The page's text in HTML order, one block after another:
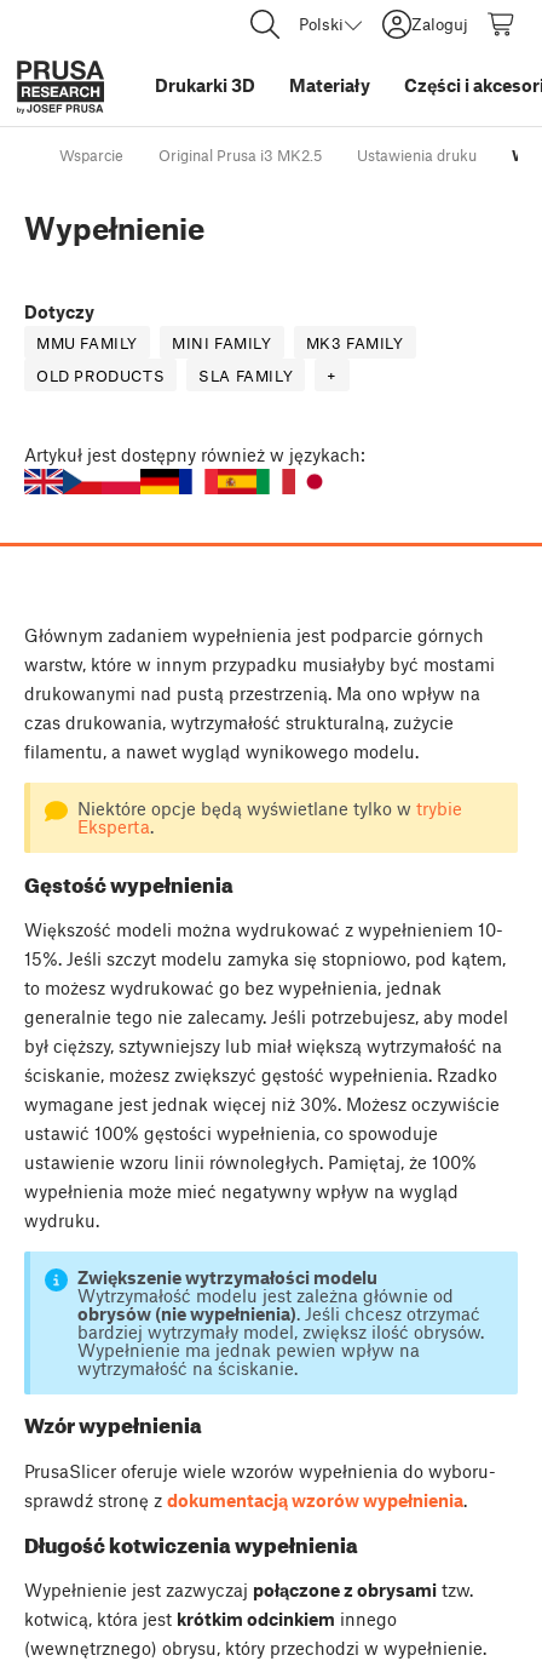
Polski Zaloguj
Drukarki 3D Materiały Części i
Wsparcie Original Prusa i3 MK2.5 Ustawienia druku
Wypełnienie
Dotyczy
MMU FAMILY MINI FAMILY
MK3 FAMILY
OLD PRODUCTS
SLA FAMILY +
Artykuł jest dostępny również w językach:
Głównym zadaniem wypełnienia jest podparcie górnych
warstw, które w innym przypadku musiałyby być mostami
drukowanymi nad pustą przestrzenią. Ma ono wpływ na
czas drukowania, wytrzymałość strukturalną, zużycie
filamentu, a nawet wygląd wynikowego modelu.
Niektóre opcje będą wyświetlane tylko w trybie
Eksperta.
Gęstość wypełnienia
Większość modeli można wydrukować z wypełnieniem 10-
15%. Jeśli szczyt modelu zamyka się stopniowo, pod kątem,
to możesz wydrukować go bez wypełnienia, jednak
generalnie tego nie zalecamy. Jeśli potrzebujesz, aby model
był cięższy, sztywniejszy lub miał większą wytrzymałość na
ściskanie, możesz zwiększyć gęstość wypełnienia. Rzadko
wymagane jest jednak więcej niż 30%. Możesz oczywiście
ustawić 100% gęstości wypełnienia, co spowoduje
ustawienie wzoru linii równoległych. Pamiętaj, że 100%
wypełnienia może mieć negatywny wpływ na wygląd
wydruku.
Zwiększenie wytrzymałości modelu
Wytrzymałość modelu jest zależna głównie od
obrysów (nie wypełnienia). Jeśli chcesz otrzymać
bardziej wytrzymały model, zwiększ ilość obrysów.
Wypełnienie ma jednak pewien wpływ na
wytrzymałość na ściskanie.
Wzór wypełnienia
PrusaSlicer oferuje wiele wzorów wypełnienia do wyboru-
sprawdź stronę z dokumentacją wzorów wypełnienia.
Długość kotwiczenia wypełnienia
Wypełnienie jest zazwyczaj połączone z obrysami tzw.
kotwicą, która jest krótkim odcinkiem innego
(wewnętrznego) obrysu, który przechodzi w wypełnienie.